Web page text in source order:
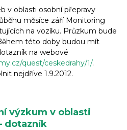
v oblasti osobní přepravy
měsíce září Monitoring
na vozíku. Průzkum bude
této doby budou mít
na webové
quest/ceskedrahy/1/.
nejdříve 1.9.2012.
výzkum v oblasti
dotazník